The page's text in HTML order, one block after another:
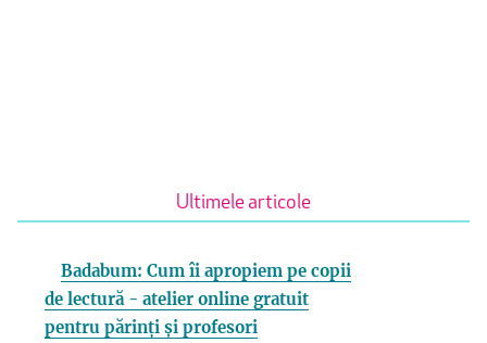
Ultimele articole
Badabum: Cum îi apropiem pe copii
de lectură - atelier online gratuit
pentru părinți și profesori